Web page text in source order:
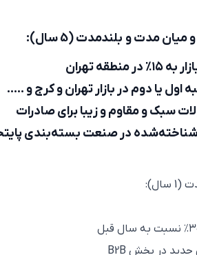
مدت و بلندمدت (5 سال):
تهران
اول یا دوم در بازار تهران و کرج و …..
سبک و مقاوم و زیبا برای صادرات
شناخته‌شده در صنعت بسته‌بندی